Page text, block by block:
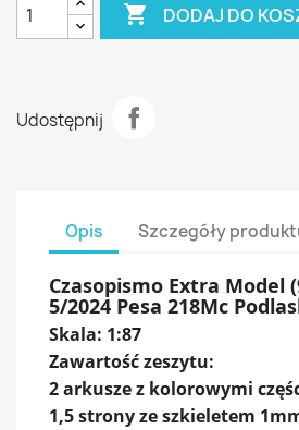
 DODAJ DO
Udostępnij
Opis Szczegóły
Czasopismo Extra Model
5/2024 Pesa 218Mc
Skala: 1:87
Zawartość zeszytu:
2 arkusze z kolorowymi
1,5 strony ze szkieletem